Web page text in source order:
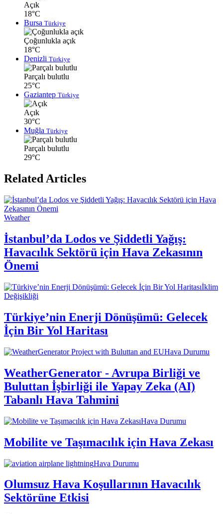
Açık
18°C
Bursa Türkiye
Çoğunlukla açık
18°C
Denizli Türkiye
Parçalı bulutlu
25°C
Gaziantep Türkiye
Açık
30°C
Muğla Türkiye
Parçalı bulutlu
29°C
Related Articles
Weather
İstanbul’da Lodos ve Şiddetli Yağış:
Havacılık Sektörü için Hava Zekasının
Önemi
İklim
Değişikliği
Türkiye’nin Enerji Dönüşümü: Gelecek
İçin Bir Yol Haritası
Hava Durumu
WeatherGenerator - Avrupa Birliği ve
Buluttan İşbirliği ile Yapay Zeka (AI)
Tabanlı Hava Tahmini
Hava Durumu
Mobilite ve Taşımacılık için Hava Zekası
Hava Durumu
Olumsuz Hava Koşullarının Havacılık
Sektörüne Etkisi